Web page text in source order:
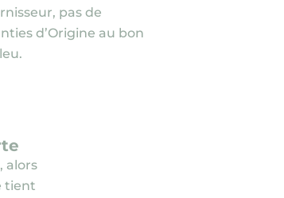
pas de
d’Origine au bon
, alors
tient